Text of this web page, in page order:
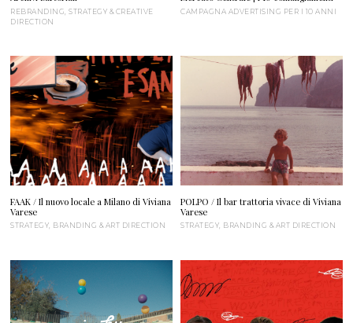
REBRANDING, STRATEGY & CREATIVE
DIRECTION
CAMPAGNA ADVERTISING PER I 10 ANNI
FAAK / Il nuovo locale a Milano di Viviana
Varese
STRATEGY, BRANDING & ART DIRECTION
POLPO / Il bar trattoria vivace di Viviana
Varese
STRATEGY, BRANDING & ART DIRECTION